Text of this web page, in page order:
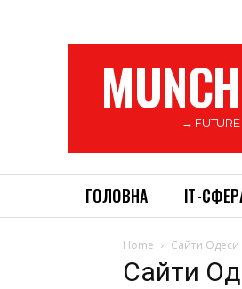
———→ FUTURE
ГОЛОВНА ІТ-
Home Сайти Одеси
Сайти